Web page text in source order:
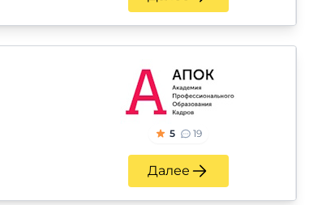
5 19
Далее